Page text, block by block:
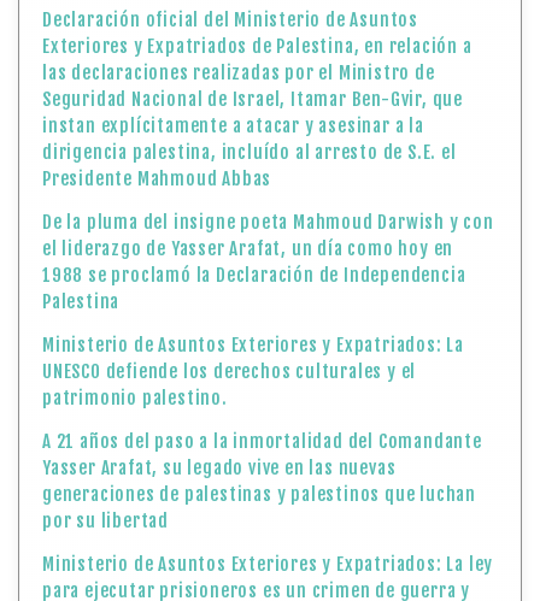
Declaración oficial del Ministerio de Asuntos
Exteriores y Expatriados de Palestina, en relación a
las declaraciones realizadas por el Ministro de
Seguridad Nacional de Israel, Itamar Ben-Gvir, que
instan explícitamente a atacar y asesinar a la
dirigencia palestina, incluído al arresto de S.E. el
Presidente Mahmoud Abbas
De la pluma del insigne poeta Mahmoud Darwish y con
el liderazgo de Yasser Arafat, un día como hoy en
1988 se proclamó la Declaración de Independencia
Palestina
Ministerio de Asuntos Exteriores y Expatriados: La
UNESCO defiende los derechos culturales y el
patrimonio palestino.
A 21 años del paso a la inmortalidad del Comandante
Yasser Arafat, su legado vive en las nuevas
generaciones de palestinas y palestinos que luchan
por su libertad
Ministerio de Asuntos Exteriores y Expatriados: La ley
para ejecutar prisioneros es un crimen de guerra y